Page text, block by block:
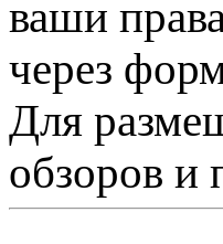
ваши
через
Для
обзоров и